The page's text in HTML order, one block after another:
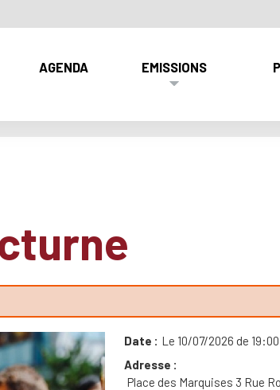
AGENDA EMISSIONS
Date
Le 10/07/2026 de
Adresse
Place des Marquises 3 Rue